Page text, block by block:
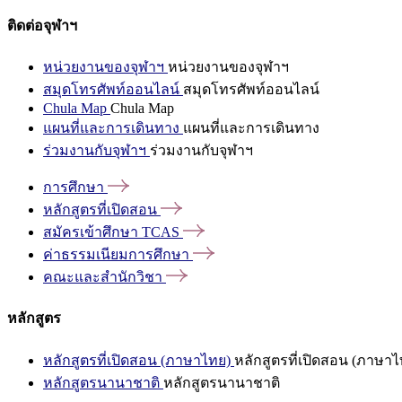
ติดต่อจุฬาฯ
หน่วยงานของจุฬาฯ หน่วยงานของจุฬาฯ
สมุดโทรศัพท์ออนไลน์ สมุดโทรศัพท์ออนไลน์
Chula Map Chula Map
แผนที่และการเดินทาง แผนที่และการเดินทาง
ร่วมงานกับจุฬาฯ ร่วมงานกับจุฬาฯ
การศึกษา
หลักสูตรที่เปิดสอน
สมัครเข้าศึกษา TCAS
ค่าธรรมเนียมการศึกษา
คณะและสำนักวิชา
หลักสูตร
หลักสูตรที่เปิดสอน (ภาษาไทย) หลักสูตรที่เปิดสอน (ภาษาไ
หลักสูตรนานาชาติ หลักสูตรนานาชาติ